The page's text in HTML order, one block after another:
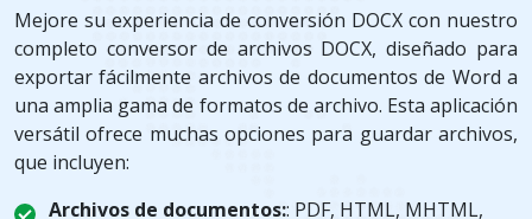
Mejore su experiencia de conversión DOCX con nuestro
completo conversor de archivos DOCX, diseñado para
exportar fácilmente archivos de documentos de Word a
una amplia gama de formatos de archivo. Esta aplicación
versátil ofrece muchas opciones para guardar archivos,
que incluyen:
Archivos de documentos:: PDF, HTML, MHTML,